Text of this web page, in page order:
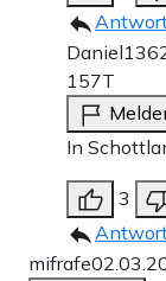
157T
In
3
mifrafe